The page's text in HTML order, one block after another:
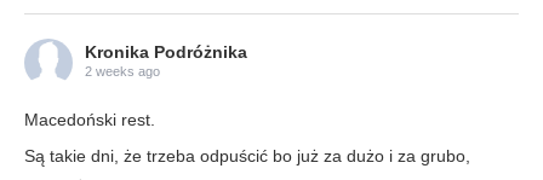
Kronika Podróżnika
2 weeks ago
Macedoński rest.
Są takie dni, że trzeba odpuścić bo już za dużo i za grubo,